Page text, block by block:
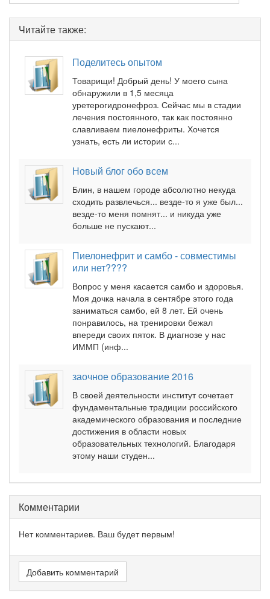
Читайте также:
Поделитесь опытом
Товарищи! Добрый день! У моего сына
обнаружили в 1,5 месяца
уретерогидронефроз. Сейчас мы в стадии
лечения постоянного, так как постоянно
славливаем пиелонефриты. Хочется
узнать, есть ли истории с...
Новый блог обо всем
Блин, в нашем городе абсолютно некуда
сходить развлечься... везде-то я уже был...
везде-то меня помнят... и никуда уже
больше не пускают...
Пиелонефрит и самбо - совместимы
или нет????
Вопрос у меня касается самбо и здоровья.
Моя дочка начала в сентябре этого года
заниматься самбо, ей 8 лет. Ей очень
понравилось, на тренировки бежал
впереди своих пяток. В диагнозе у нас
ИММП (инф...
заочное образование 2016
В своей деятельности институт сочетает
фундаментальные традиции российского
академического образования и последние
достижения в области новых
образовательных технологий. Благодаря
этому наши студен...
Комментарии
Нет комментариев. Ваш будет первым!
Добавить комментарий